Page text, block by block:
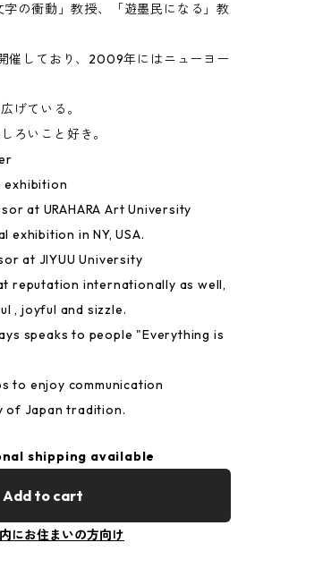
の衝動」教授、「遊墨民になる」教
催しており、2009年にはニューヨー
げている。
ろいこと好き。
exhibition
at URAHARA Art University
in NY, USA.
at JIYUU University
reputation internationally as well,
, joyful and sizzle.
speaks to people "Everything is
to enjoy communication
of Japan tradition.
shipping available
Add to cart
にお住まいの方向け